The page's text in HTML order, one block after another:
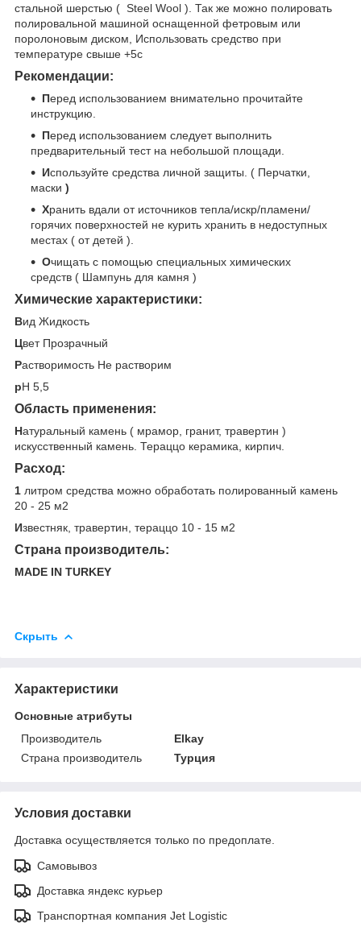
стальной шерстью ( Steel Wool ). Так же можно полировать
полировальной машиной оснащенной фетровым или
поролоновым диском, Использовать средство при
температуре свыше +5с
Рекомендации:
Перед использованием внимательно прочитайте
инструкцию.
Перед использованием следует выполнить
предварительный тест на небольшой площади.
Используйте средства личной защиты. ( Перчатки,
маски )
Хранить вдали от источников тепла/искр/пламени/
горячих поверхностей не курить хранить в недоступных
местах ( от детей ).
Очищать с помощью специальных химических
средств ( Шампунь для камня )
Химические характеристики:
Вид Жидкость
Цвет Прозрачный
Растворимость Не растворим
pH 5,5
Область применения:
Натуральный камень ( мрамор, гранит, травертин )
искусственный камень. Тераццо керамика, кирпич.
Расход:
1 литром средства можно обработать полированный камень
20 - 25 м2
Известняк, травертин, тераццо 10 - 15 м2
Страна производитель:
MADE IN TURKEY
Скрыть
Характеристики
Основные атрибуты
Производитель
Elkay
Страна производитель
Турция
Условия доставки
Доставка осуществляется только по предоплате.
Самовывоз
Доставка яндекс курьер
Транспортная компания Jet Logistic